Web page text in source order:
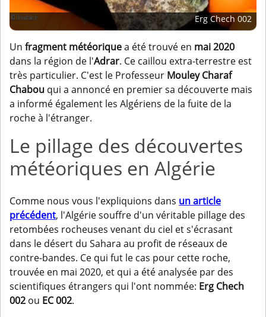
Erg Chech 002
Un fragment météoriquea été trouvé en mai 2020
dans la région de l'Adrar. Ce caillou extra-terrestre est
très particulier. C'est le Professeur Mouley Charaf
Chabou qui a annoncé en premier sa découverte mais
a informé également les Algériens de la fuite de la
roche à l'étranger.
Le pillage des découvertes
météoriques en Algérie
Comme nous vous l'expliquions dans un article
précédent, l'Algérie souffre d'un véritable pillage des
retombées rocheuses venant du ciel et s'écrasant
dans le désert du Sahara au profit de réseaux de
contre-bandes. Ce qui fut le cas pour cette roche,
trouvée en mai 2020, et qui a été analysée par des
scientifiques étrangers qui l'ont nommée: Erg Chech
002 ou EC 002.